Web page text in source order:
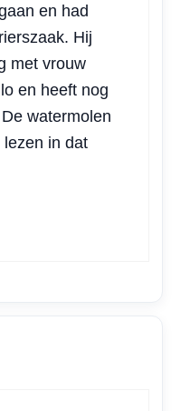
en had
Hij
met vrouw
en heeft nog
watermolen
lezen in dat